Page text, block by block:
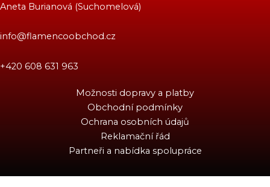
Aneta Burianová (Suchomelová)
info@flamencoobchod.cz
+420 608 631 963
Možnosti dopravy a platby
Obchodní podmínky
Ochrana osobních údajů
Reklamační řád
Partneři a nabídka spolupráce